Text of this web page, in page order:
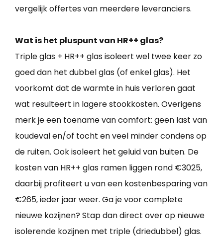
vergelijk offertes van meerdere leveranciers.
Wat is het pluspunt van HR++ glas?
Triple glas + HR++ glas isoleert wel twee keer zo
goed dan het dubbel glas (of enkel glas). Het
voorkomt dat de warmte in huis verloren gaat
wat resulteert in lagere stookkosten. Overigens
merk je een toename van comfort: geen last van
koudeval en/of tocht en veel minder condens op
de ruiten. Ook isoleert het geluid van buiten. De
kosten van HR++ glas ramen liggen rond €3025,
daarbij profiteert u van een kostenbesparing van
€265, ieder jaar weer. Ga je voor complete
nieuwe kozijnen? Stap dan direct over op nieuwe
isolerende kozijnen met triple (driedubbel) glas.